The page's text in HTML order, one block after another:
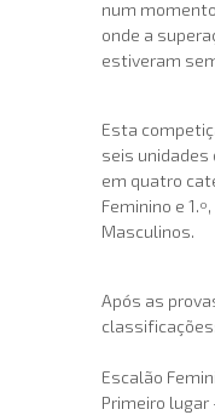
num
onde a
estiveram
Esta
seis
em quatro
Feminino e
Masculinos.
Após as
classificações:
Escalão
Primeiro lugar -